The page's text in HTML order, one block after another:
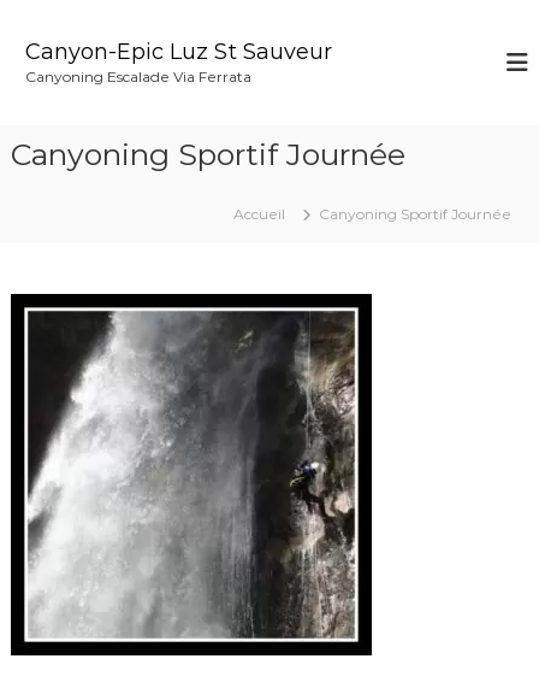
Canyon-Epic Luz St Sauveur
Canyoning Escalade Via Ferrata
Canyoning Sportif Journée
Accueil Canyoning Sportif Journée